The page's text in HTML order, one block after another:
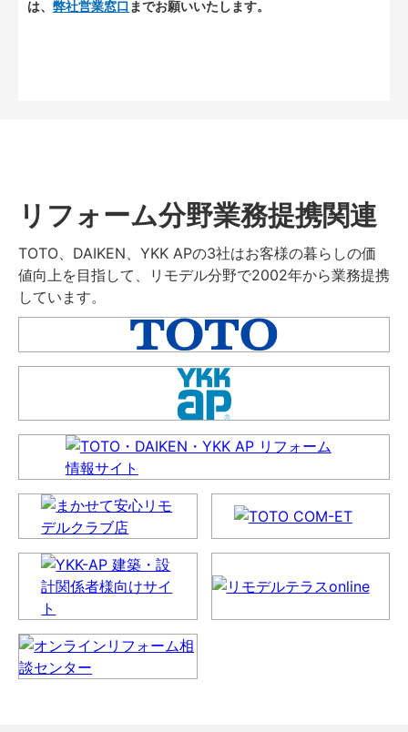
は、 弊社営業窓口 までお願いいたします。
リフォーム分野業務提携関連
TOTO、DAIKEN、YKK APの3社はお客様の暮らしの価
値向上を目指して、リモデル分野で2002年から業務提携
しています。